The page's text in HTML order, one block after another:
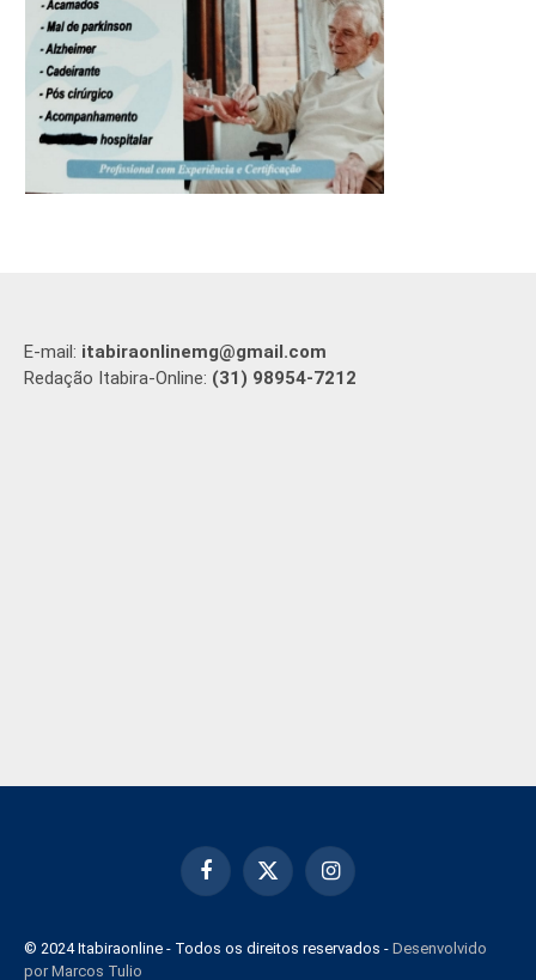
E-mail: itabiraonlinemg@gmail.com
Redação Itabira-Online: (31) 98954-7212
Facebook
X
Instagram
© 2024 Itabiraonline - Todos os direitos reservados - Desenvolvido
por Marcos Tulio